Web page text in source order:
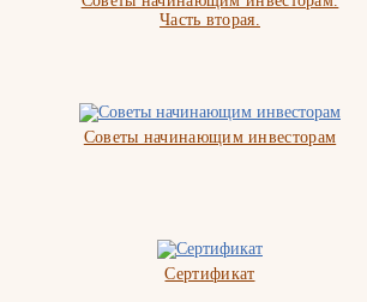
Часть вторая.
Советы начинающим инвесторам
Сертификат